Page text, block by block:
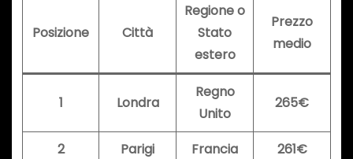
Posizione Città
Regione o
Stato
estero
Prezzo
medio
1 Londra
Regno
Unito
265€
2 Parigi Francia
261€